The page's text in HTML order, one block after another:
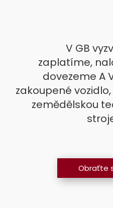
V GB
zaplatíme,
dovezeme A
zakoupené
zemědělskou
Obraťte